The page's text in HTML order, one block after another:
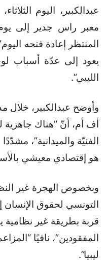
عبدالكبير، اليوم
المنتظر إعادة فتحه
يعود إلى عدّة أسباب
الليبي”.
وأوضح عبدالكبير، خلال
أف أم، أنّ “هناك جاهزية
الفنيّة والميدانية”،
هو إقتصادي معيشي
وبخصوص الهجرة غير
قربة بطريقة غير
المفقودين”، نافيًا
ليبيا”.